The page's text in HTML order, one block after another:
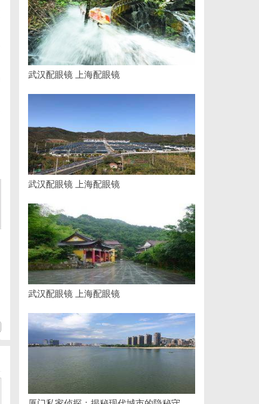
武汉配眼镜 上海配眼镜
武汉配眼镜 上海配眼镜
武汉配眼镜 上海配眼镜